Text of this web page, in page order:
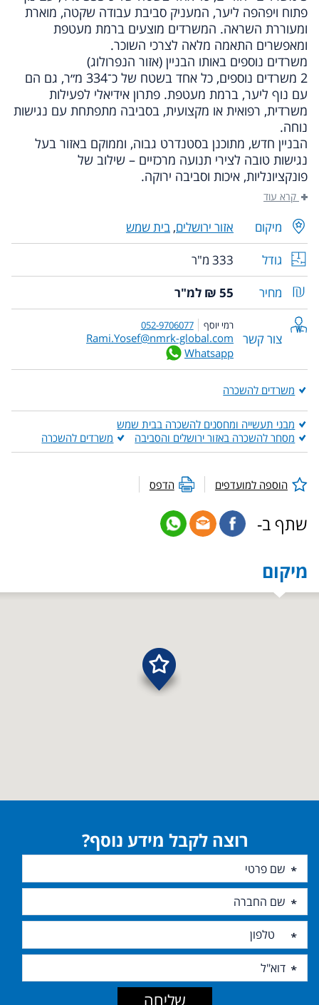
פתוח ויפהפה ליער, המעניק סביבת עבודה שקטה, מוארת
ומעוררת השראה. המשרדים מוצעים ברמת מעטפת
ומאפשרים התאמה מלאה לצרכי השוכר.
משרדים נוספים באותו הבניין (אזור הנפרולוג)
2 משרדים נוספים, כל אחד בשטח של כ־334 מ״ר, גם הם
עם נוף ליער, ברמת מעטפת. פתרון אידיאלי לפעילות
משרדית, רפואית או מקצועית, בסביבה מתפתחת עם נגישות
נוחה.
הבניין חדש, מתוכנן בסטנדרט גבוה, וממוקם באזור בעל
נגישות טובה לצירי תנועה מרכזיים – שילוב של
פונקציונליות, איכות וסביבה ירוקה.
מיקום אזור ירושלים, בית שמש
גודל
333 מ"ר
מחיר
55 ₪ למ"ר
צור קשר
רמי יוסף 052-9706077
Rami.Yosef@nmrk-global.com
Whatsapp
משרדים להשכרה
מבני תעשייה ומחסנים להשכרה בבית שמש
מסחר להשכרה באזור ירושלים והסביבה
משרדים להשכרה
הוספה למועדפים הדפס
שתף ב-
מיקום
רוצה לקבל מידע נוסף?
שליחה